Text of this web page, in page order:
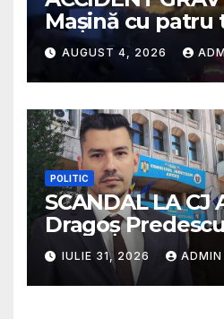
Mașină cu patru
răsturnată pe un
Micești/ Doi sunt
gravă
AUGUST 4, 2026
POLITIC
SCANDAL LA CJ
Dragoș
Mînzînă/ „PSD a
cenzura la
Argeș”
IULIE 31, 2026 ADMIN